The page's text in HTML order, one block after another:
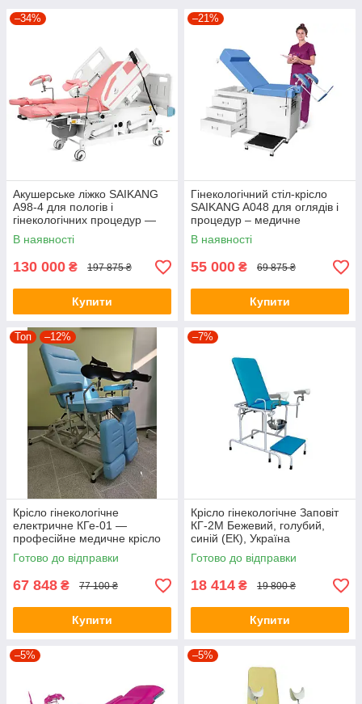
–34%
Акушерське ліжко SAIKANG
A98-4 для пологів і
гінекологічних процедур —
електричне,
багатофункціональне,
медичне
В наявності
130 000 ₴ 197 875 ₴
Купити
–21%
Гінекологічний стіл-крісло
SAIKANG A048 для оглядів і
процедур – медичне
діагностичне обладнання
В наявності
55 000 ₴ 69 875 ₴
Купити
Топ –12%
Крісло гінекологічне
електричне КГе-01 —
професійне медичне крісло
для оглядів. Ортопед
Готово до відправки
67 848 ₴ 77 100 ₴
Купити
–7%
Крісло гінекологічне Заповіт
КГ-2М Бежевий, голубий,
синій (ЕК), Україна
Готово до відправки
18 414 ₴ 19 800 ₴
Купити
–5% –5%